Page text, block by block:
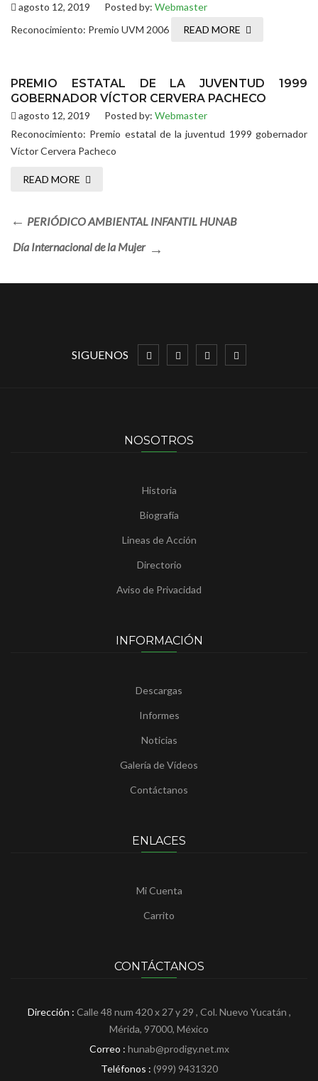
agosto 12, 2019 Posted by: Webmaster
Reconocimiento: Premio UVM 2006
READ MORE
PREMIO ESTATAL DE LA JUVENTUD 1999
GOBERNADOR VÍCTOR CERVERA PACHECO
agosto 12, 2019 Posted by: Webmaster
Reconocimiento: Premio estatal de la juventud 1999 gobernador
Víctor Cervera Pacheco
READ MORE
PERIÓDICO AMBIENTAL INFANTIL HUNAB
Día Internacional de la Mujer
SIGUENOS
NOSOTROS
Historia
Biografía
Lineas de Acción
Directorio
Aviso de Privacidad
INFORMACIÓN
Descargas
Informes
Noticias
Galería de Vídeos
Contáctanos
ENLACES
Mi Cuenta
Carrito
CONTÁCTANOS
Dirección : Calle 48 num 420 x 27 y 29 , Col. Nuevo Yucatán ,
Mérida, 97000, México
Correo : hunab@prodigy.net.mx
Teléfonos : (999) 9431320